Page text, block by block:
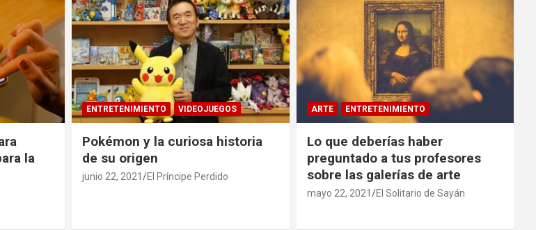
la
ENTRETENIMIENTO VIDEOJUEGOS
Pokémon y la curiosa historia
de su origen
junio 22, 2021 El Príncipe Perdido
ARTE ENTRETENIMIENTO
Lo que deberías haber
preguntado a tus profesores
sobre las galerías de arte
mayo 22, 2021 El Solitario de Sayán